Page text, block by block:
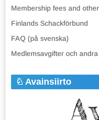
Membership fees and
Finlands Schackförbund
FAQ (på svenska)
Medlemsavgifter och
Avainsiirto